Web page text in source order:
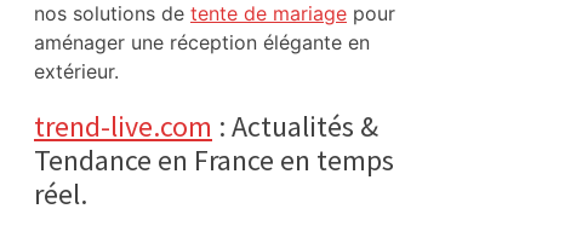
nos solutions de tente de mariage pour
aménager une réception élégante en
extérieur.
trend-live.com : Actualités &
Tendance en France en temps
réel.